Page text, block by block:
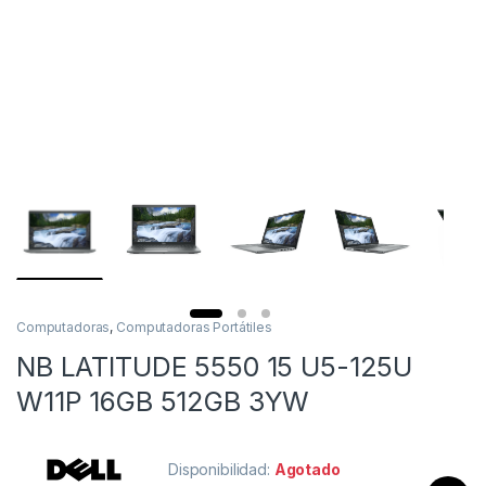
Computadoras, Computadoras Portátiles
NB LATITUDE 5550 15 U5-125U
W11P 16GB 512GB 3YW
Disponibilidad: Agotado